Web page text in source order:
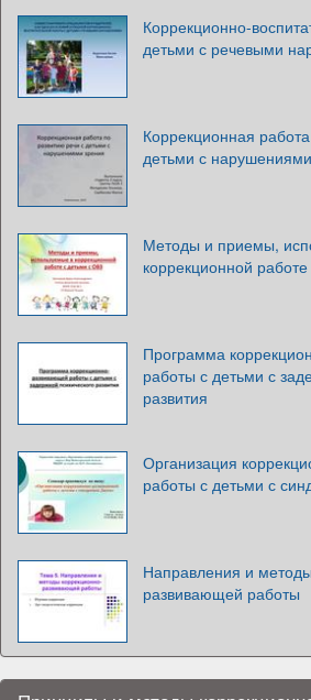
Коррекционно-
детьми с речевыми
Коррекционная
детьми с
Методы и приемы,
коррекционной
Программа
работы с детьми с
развития
Организация
работы с детьми с
Направления и
развивающей работы